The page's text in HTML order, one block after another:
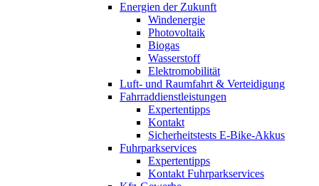
Energien der Zukunft
Windenergie
Photovoltaik
Biogas
Wasserstoff
Elektromobilität
Luft- und Raumfahrt & Verteidigung
Fahrraddienstleistungen
Expertentipps
Kontakt
Sicherheitstests E-Bike-Akkus
Fuhrparkservices
Expertentipps
Kontakt Fuhrparkservices